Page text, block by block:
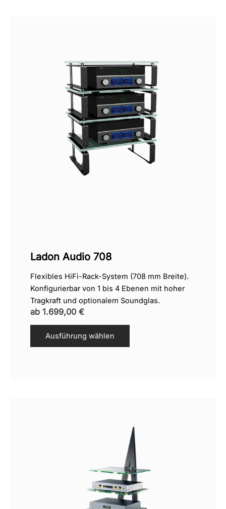
Ladon Audio 708
Flexibles HiFi-Rack-System (708 mm Breite).
Konfigurierbar von 1 bis 4 Ebenen mit hoher
Tragkraft und optionalem Soundglas.
ab 1.699,00 €
Ausführung wählen